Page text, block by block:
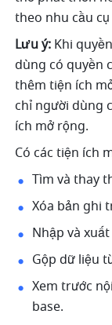
theo nhu cầu
Lưu ý: Khi
dùng có quyền
thêm tiện ích
chỉ người dùng
ích mở rộng.
Có các tiện ích
Tìm và thay
Xóa bản ghi
Nhập và
Gộp dữ liệu
Xem trước
base.